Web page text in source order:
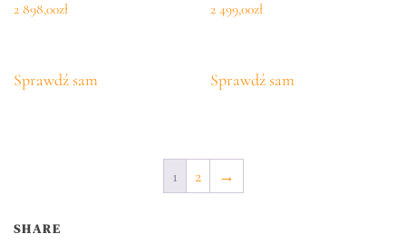
2 898,00zł
Sprawdź sam
2 499,00zł
Sprawdź sam
1 2 →
SHARE